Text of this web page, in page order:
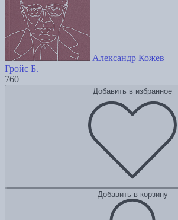
Александр Кожев
Гройс Б.
760
Добавить в избранное
Добавить в корзину